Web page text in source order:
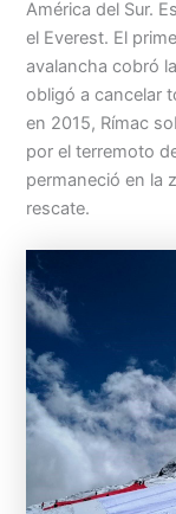
América del Sur.
el Everest. El
avalancha cobró
obligó a cancelar
en 2015, Rímac
por el terremoto
permaneció en la
rescate.